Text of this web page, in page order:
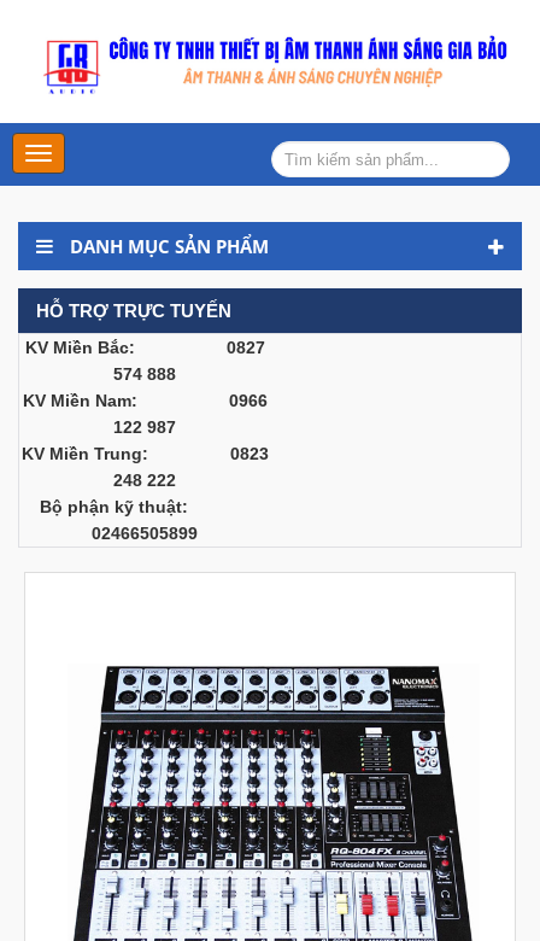
Main
Menu
DANH MỤC SẢN PHẨM
HỖ TRỢ TRỰC TUYẾN
KV Miền Bắc: 0827
574 888
KV Miền Nam: 0966
122 987
KV Miền Trung: 0823
248 222
Bộ phận kỹ thuật:
02466505899